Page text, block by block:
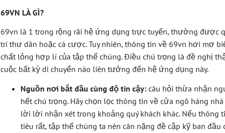
69VN LÀ GÌ?
69vn là 1 trong rộng rãi hệ ứng dụng trực tuyến, thường được
trí thư dãn hoặc cá cược. Tuy nhiên, thông tin về 69vn hơi mơ
chất lỏng hợp lí của tập thể chúng. Điều chú trọng là đề nghị
cuộc bất kỳ di chuyển nào liên tưởng đến hệ ứng dụng này.
Nguồn nơi bắt đầu cùng độ tin cậy: câu hỏi thừa nhận
hết chú trọng. Hãy chọn lọc thông tin về cửa ngõ hàng
lời lời nhận xét trong khoảng quý khách khác. Nếu
tiêu rất, tập thể chúng ta nên cân nặng đề cập kỹ ban đầu